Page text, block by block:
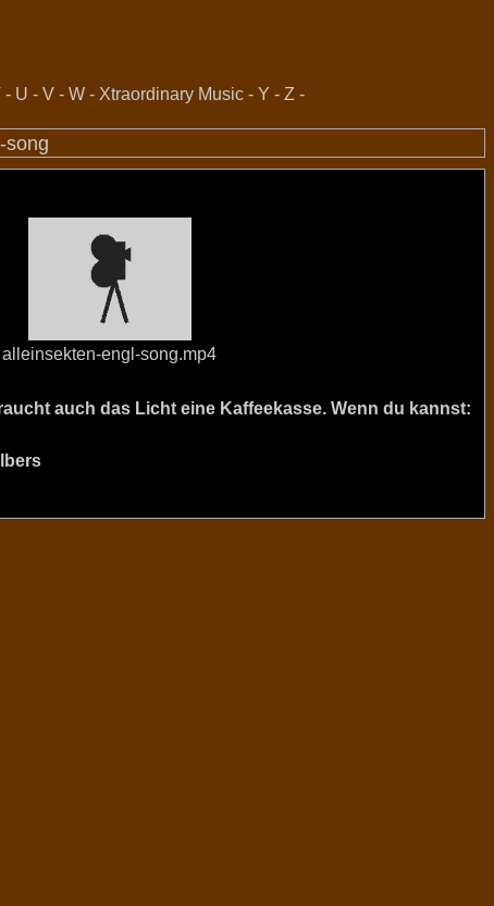
- U - V - W - Xtraordinary Music - Y - Z -
song
alleinsekten-engl-song.mp4
auch das Licht eine Kaffeekasse. Wenn du kannst: